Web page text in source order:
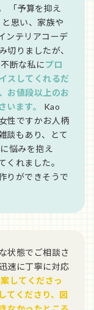
「予算を抑え
思い、家族や
ンテリアコーデ
切りましたが、
断な私にプロ
スしてくれるだ
お値段以上のお
います。
Kao
性ですかお人柄
談もあり、とて
悩みを抱え
くれました。
りができそうで
状態でご相談さ
速に丁寧に対応
してくださっ
てくださり、図